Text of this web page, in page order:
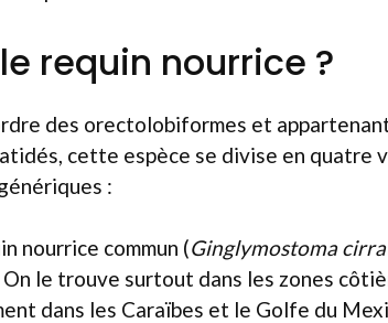
requin nourrice ?
des orectolobiformes et
cette espèce se divise en quatre
:
nourrice commun (Ginglymostoma
le trouve surtout dans les zones
dans les Caraïbes et le Golfe du